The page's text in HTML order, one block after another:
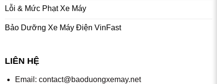
Lỗi & Mức Phạt Xe Máy
Bảo Dưỡng Xe Máy Điện VinFast
LIÊN HỆ
Email: contact@baoduongxemay.net